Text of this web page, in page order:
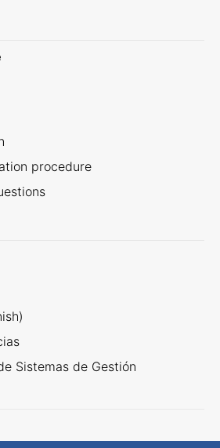
procedure
Sistemas de Gestión